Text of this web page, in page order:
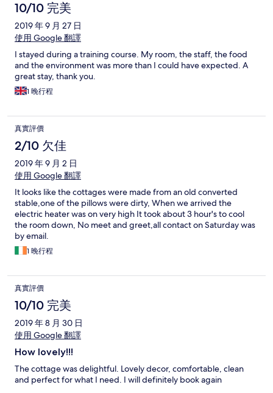
10/10 完美
2019 年 9 月 27 日
使用 Google 翻譯
I stayed during a training course. My room, the staff, the food
and the environment was more than I could have expected. A
great stay, thank you.
1 晚行程
真實評價
2/10 欠佳
2019 年 9 月 2 日
使用 Google 翻譯
It looks like the cottages were made from an old converted
stable,one of the pillows were dirty, When we arrived the
electric heater was on very high It took about 3 hour's to cool
the room down, No meet and greet,all contact on Saturday was
by email.
1 晚行程
真實評價
10/10 完美
2019 年 8 月 30 日
使用 Google 翻譯
How lovely!!!
The cottage was delightful. Lovely decor, comfortable, clean
and perfect for what I need. I will definitely book again